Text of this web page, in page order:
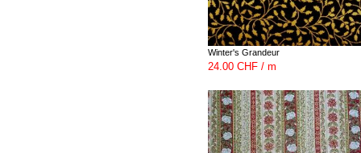
Winter's Grandeur
24.00 CHF / m